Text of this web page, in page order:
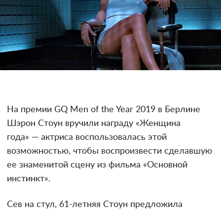
На премии GQ Men of the Year 2019 в Берлине
Шэрон Стоун вручили награду «Женщина
года» — актриса воспользовалась этой
возможностью, чтобы воспроизвести сделавшую
ее знаменитой сцену из фильма «Основной
инстинкт».
Сев на стул, 61-летняя Стоун предложила